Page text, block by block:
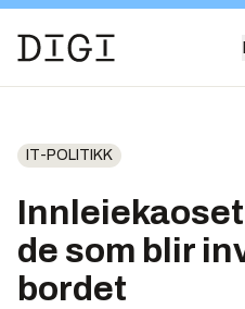
IT-POLITIKK
de som blir
bordet